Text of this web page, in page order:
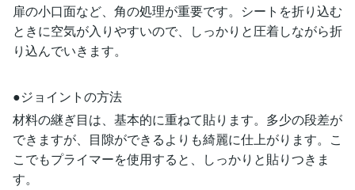
扉の小口面など、角の処理が重要です。シートを折り込む
ときに空気が入りやすいので、しっかりと圧着しながら折
り込んでいきます。
●ジョイントの方法
材料の継ぎ目は、基本的に重ねて貼ります。多少の段差が
できますが、目隙ができるよりも綺麗に仕上がります。こ
こでもプライマーを使用すると、しっかりと貼りつきま
す。